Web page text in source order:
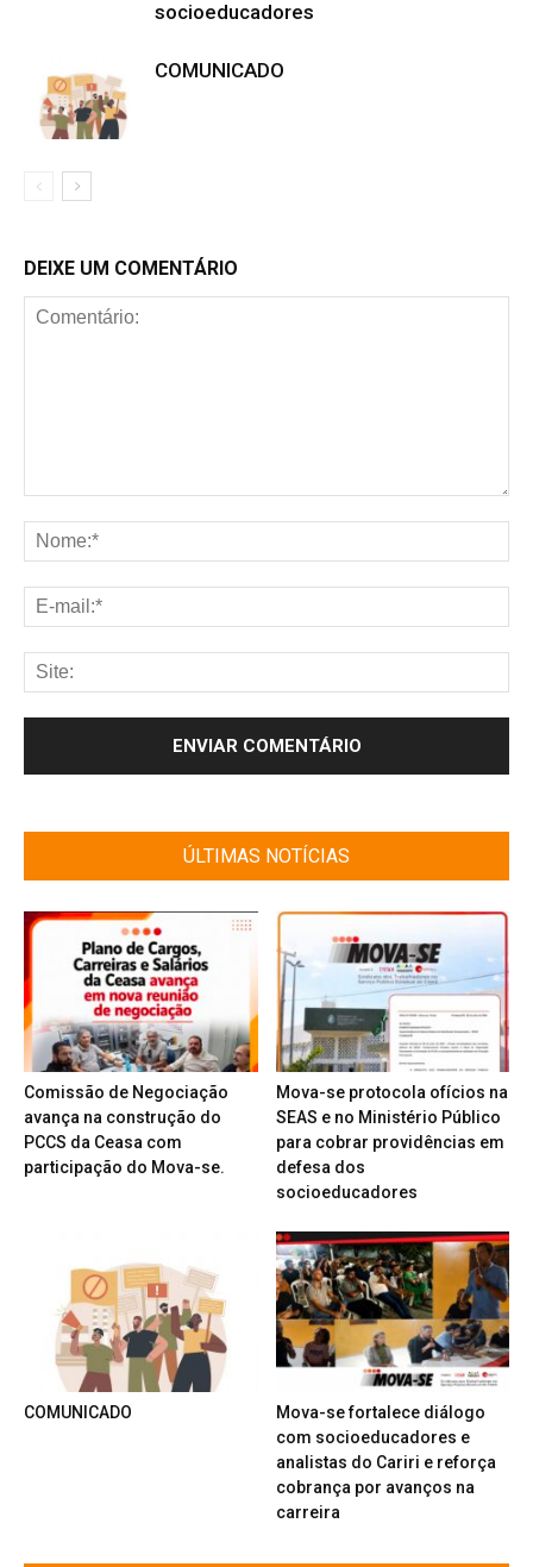
socioeducadores
COMUNICADO
DEIXE UM COMENTÁRIO
ÚLTIMAS NOTÍCIAS
Comissão de Negociação
avança na construção do
PCCS da Ceasa com
participação do Mova-se.
Mova-se protocola ofícios na
SEAS e no Ministério Público
para cobrar providências em
defesa dos
socioeducadores
COMUNICADO
Mova-se fortalece diálogo
com socioeducadores e
analistas do Cariri e reforça
cobrança por avanços na
carreira